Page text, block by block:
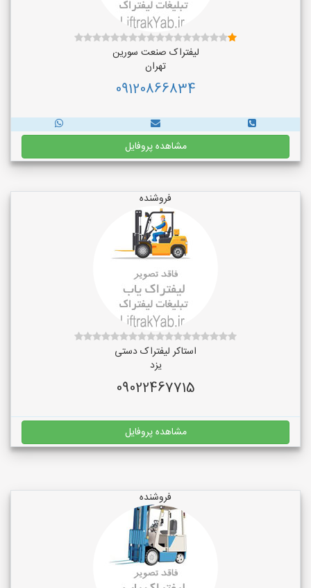
لیفتراک صنعت سورین
تهران
09120866834
مشاهده پروفایل
فروشنده
استاکر لیفتراک دستی
یزد
09022467715
مشاهده پروفایل
فروشنده